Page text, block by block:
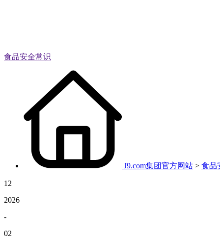
食品安全常识
J9.com集团官方网站 > 食品
12
2026
-
02